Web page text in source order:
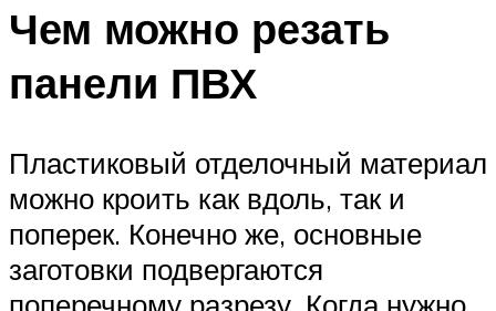
Чем можно резать
панели ПВХ
Пластиковый отделочный материал
можно кроить как вдоль, так и
поперек. Конечно же, основные
заготовки подвергаются